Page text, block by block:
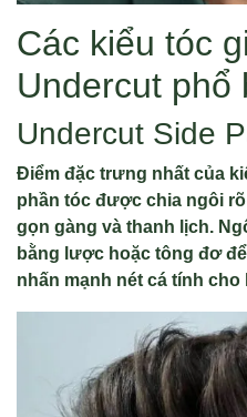
Các kiểu tóc
Undercut phổ
Undercut Side
Điểm đặc trưng nhất của
phần tóc được chia ngôi
gọn gàng và thanh lịch.
bằng lược hoặc tông đơ
nhấn mạnh nét cá tính cho